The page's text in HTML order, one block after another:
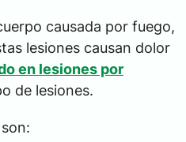
causada por fuego,
lesiones causan dolor
en lesiones por
de lesiones.